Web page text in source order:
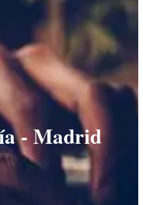
- Madrid